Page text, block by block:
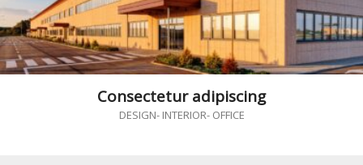
Consectetur adipiscing
DESIGN- INTERIOR- OFFICE